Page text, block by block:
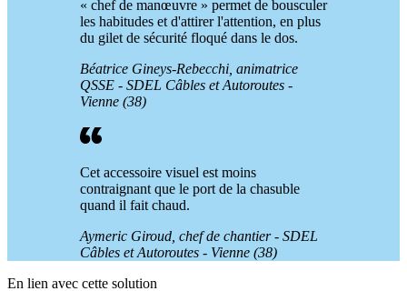
« chef de manœuvre » permet de bousculer
les habitudes et d'attirer l'attention, en plus
du gilet de sécurité floqué dans le dos.
Béatrice Gineys-Rebecchi, animatrice
QSSE - SDEL Câbles et Autoroutes -
Vienne (38)
Cet accessoire visuel est moins
contraignant que le port de la chasuble
quand il fait chaud.
Aymeric Giroud, chef de chantier - SDEL
Câbles et Autoroutes - Vienne (38)
En lien avec cette solution